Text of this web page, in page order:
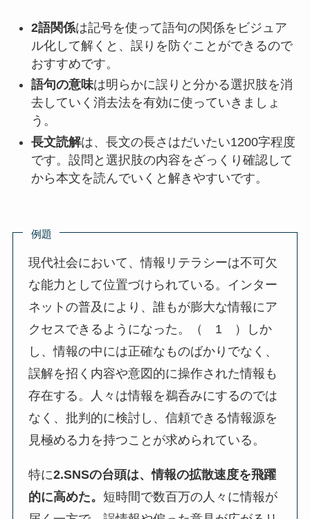
2語関係は記号を使って語句の関係をビジュア
ル化して解くと、誤りを防ぐことができるので
おすすめです。
語句の意味は明らかに誤りと分かる選択肢を消
去していく消去法を有効に使っていきましょ
う。
長文読解は、長文の長さはだいたい1200字程度
です。設問と選択肢の内容をざっくり確認して
から本文を読んでいくと解きやすいです。
例題
現代社会において、情報リテラシーは不可欠
な能力として位置づけられている。インター
ネットの普及により、誰もが膨大な情報にア
クセスできるようになった。（ 1 ）しか
し、情報の中には正確なものばかりでなく、
誤解を招く内容や意図的に操作された情報も
存在する。人々は情報を鵜呑みにするのでは
なく、批判的に検討し、信頼できる情報源を
見極める力を持つことが求められている。
特に2.SNSの台頭は、情報の拡散速度を飛躍
的に高めた。短時間で数百万の人々に情報が